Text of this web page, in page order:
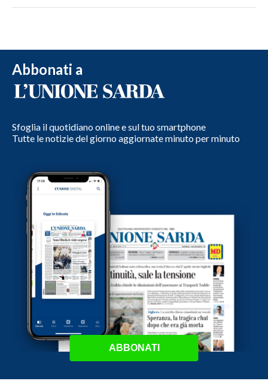
Abbonati a
Sfoglia il quotidiano online e sul tuo smartphone
Tutte le notizie del giorno aggiornate minuto per minuto
ABBONATI